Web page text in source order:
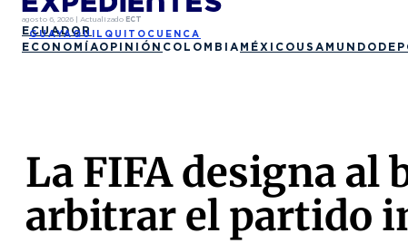
agosto 6, 2026 | Actualizado ECT
ECUADOR
GUAYAQUIL QUITO CUENCA
ECONOMÍAOPINIÓN COLOMBIA MÉXICO USA MUNDO
La FIFA designa al
arbitrar el partido